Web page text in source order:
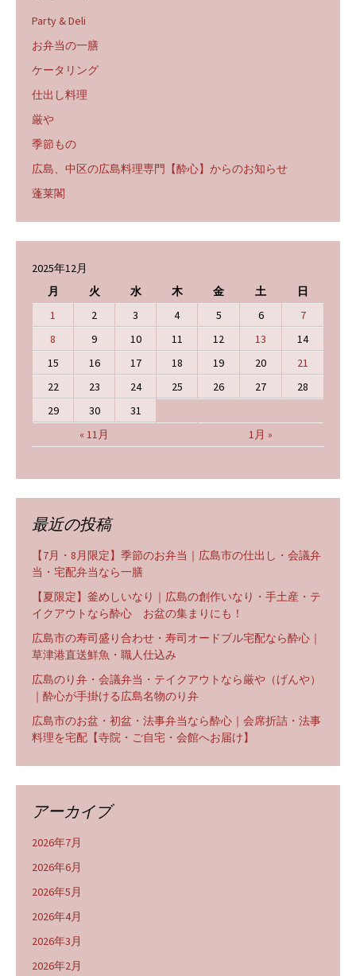
Party & Deli
お弁当の一膳
ケータリング
仕出し料理
厳や
季節もの
広島、中区の広島料理専門【酔心】からのお知らせ
蓬莱閣
2025年12月
月
火 水 木 金 土 日
« 11月 1月 »
1 2 3 4 5 6
7
8
9 10 11 12 13
14
15
16 17 18 19 20
21
22
23 24 25 26 27
28
29
30 31
最近の投稿
【7月・8月限定】季節のお弁当｜広島市の仕出し・会議弁
当・宅配弁当なら一膳
【夏限定】釜めしいなり｜広島の創作いなり・手土産・テ
イクアウトなら酔心 お盆の集まりにも！
広島市の寿司盛り合わせ・寿司オードブル宅配なら酔心｜
草津港直送鮮魚・職人仕込み
広島のり弁・会議弁当・テイクアウトなら厳や（げんや）
｜酔心が手掛ける広島名物のり弁
広島市のお盆・初盆・法事弁当なら酔心｜会席折詰・法事
料理を宅配【寺院・ご自宅・会館へお届け】
アーカイブ
2026年7月
2026年6月
2026年5月
2026年4月
2026年3月
2026年2月